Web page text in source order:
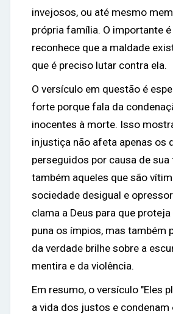
invejosos, ou até mesmo
própria família. O importante
reconhece que a maldade
que é preciso lutar contra ela.
O versículo em questão é
forte porque fala da
inocentes à morte. Isso
injustiça não afeta apenas os
perseguidos por causa de sua
também aqueles que são
sociedade desigual e
clama a Deus para que
puna os ímpios, mas também
da verdade brilhe sobre a
mentira e da violência.
Em resumo, o versículo "Eles
a vida dos justos e condenam